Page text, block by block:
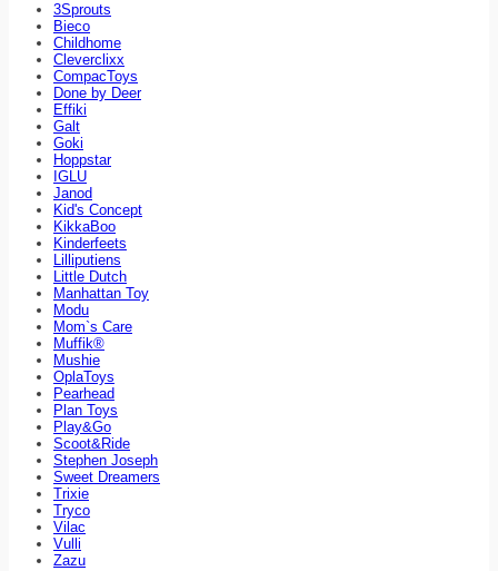
3Sprouts
Bieco
Childhome
Cleverclixx
CompacToys
Done by Deer
Effiki
Galt
Goki
Hoppstar
IGLU
Janod
Kid's Concept
KikkaBoo
Kinderfeets
Lilliputiens
Little Dutch
Manhattan Toy
Modu
Mom`s Care
Muffik®
Mushie
OplaToys
Pearhead
Plan Toys
Play&Go
Scoot&Ride
Stephen Joseph
Sweet Dreamers
Trixie
Tryco
Vilac
Vulli
Zazu